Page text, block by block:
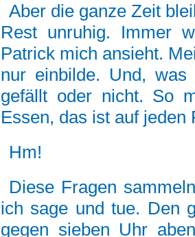
Aber die ganze Zeit
Rest unruhig. Immer
Patrick mich ansieht.
nur einbilde. Und,
gefällt oder nicht. So
Essen, das ist auf jeden
Hm!
Diese Fragen
ich sage und tue. Den
gegen sieben Uhr